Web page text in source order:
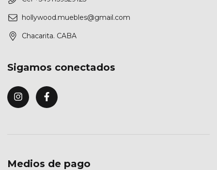
hollywood.muebles@gmail.com
Chacarita. CABA
Sigamos conectados
Medios de pago